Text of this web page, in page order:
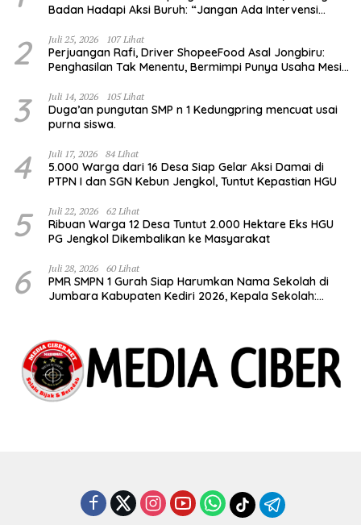
Badan Hadapi Aksi Buruh: “Jangan Ada Intervensi
2 Juli 25, 2026 107 Lihat
Perjuangan Rafi, Driver ShopeeFood Asal Jongbiru:
Penghasilan Tak Menentu, Bermimpi Punya Usaha Mesin
3 Juli 14, 2026 105 Lihat
Duga’an pungutan SMP n 1 Kedungpring mencuat usai
purna siswa.
4 Juli 17, 2026 84 Lihat
5.000 Warga dari 16 Desa Siap Gelar Aksi Damai di
PTPN I dan SGN Kebun Jengkol, Tuntut Kepastian HGU
5 Juli 22, 2026 62 Lihat
Ribuan Warga 12 Desa Tuntut 2.000 Hektare Eks HGU
PG Jengkol Dikembalikan ke Masyarakat
6 Juli 28, 2026 60 Lihat
PMR SMPN 1 Gurah Siap Harumkan Nama Sekolah di
Jumbara Kabupaten Kediri 2026, Kepala Sekolah: